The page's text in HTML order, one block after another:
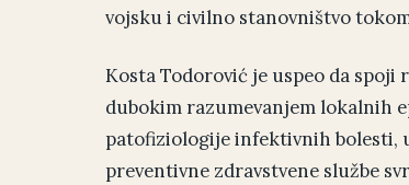
vojsku i civilno stanovništvo
Kosta Todorović je uspeo da
dubokim razumevanjem lokalnih
patofiziologije infektivnih bolesti,
preventivne zdravstvene službe